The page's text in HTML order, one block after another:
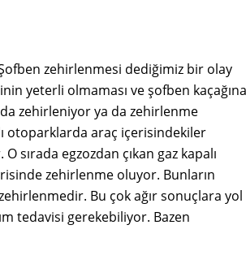
zehirlenmesi dediğimiz bir olay
yeterli olmaması ve şofben kaçağına
zehirleniyor ya da zehirlenme
otoparklarda araç içerisindekiler
sırada egzozdan çıkan gaz kapalı
zehirlenme oluyor. Bunların
Bu çok ağır sonuçlara yol
tedavisi gerekebiliyor. Bazen